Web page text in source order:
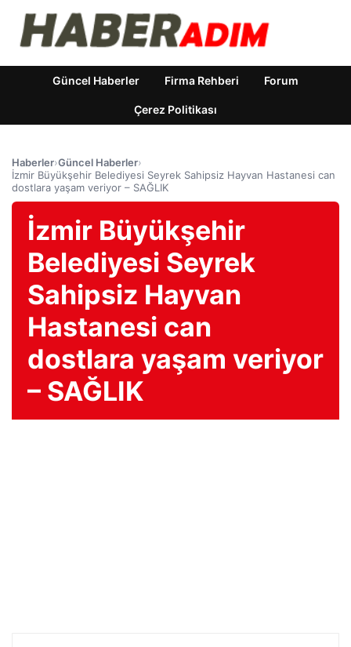
Güncel Haberler Firma Rehberi Forum
Çerez Politikası
Haberler›Güncel Haberler›
İzmir Büyükşehir Belediyesi Seyrek Sahipsiz Hayvan Hastanesi can
dostlara yaşam veriyor – SAĞLIK
İzmir Büyükşehir
Belediyesi Seyrek
Sahipsiz Hayvan
Hastanesi can
dostlara yaşam veriyor
– SAĞLIK